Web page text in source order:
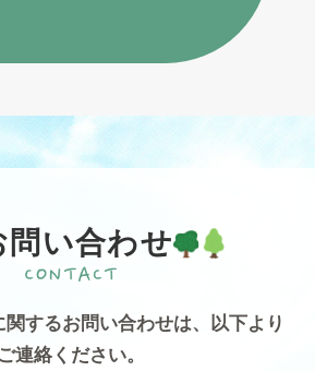
問い合わせ
するお問い合わせは、
以下より
ご連絡ください。